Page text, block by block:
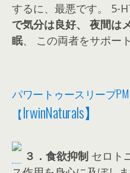
するに、最悪です。 5-
で気分は良好、
夜間は
眠、 この両者をサポー
パワートゥースリープ
【IrwinNaturals】
３．食欲抑制 セロト